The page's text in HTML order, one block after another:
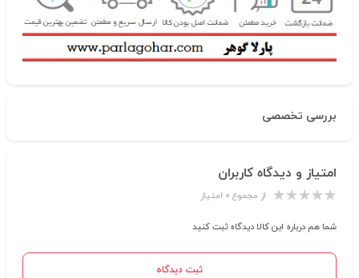
بررسی تخصصی
امتیاز و دیدگاه کاربران
از مجموع ۰ امتیاز
شما هم درباره این کالا دیدگاه ثبت کنید
ثبت دیدگاه